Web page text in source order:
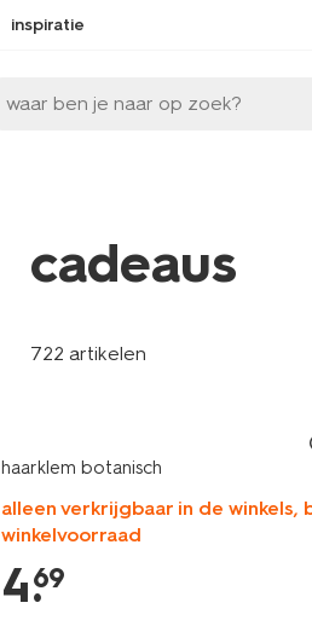
inspiratie
waar ben je naar op zoek?
cadeaus
722 artikelen
haarklem botanisch
alleen verkrijgbaar in de winkels,
winkelvoorraad
4.
69